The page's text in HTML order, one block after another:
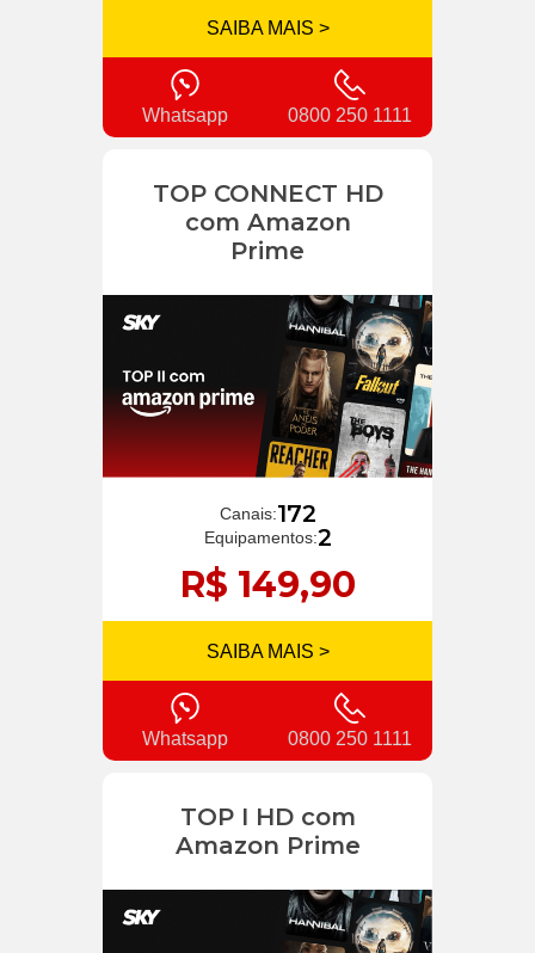
SAIBA MAIS >
Whatsapp 0800 250 1111
TOP CONNECT HD
com Amazon
Prime
Canais:172
Equipamentos:2
R$ 149,90
SAIBA MAIS >
Whatsapp 0800 250 1111
TOP I HD com
Amazon Prime